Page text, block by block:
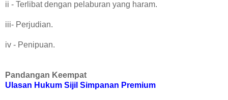
ii - Terlibat dengan pelaburan yang haram.
iii- Perjudian.
iv - Penipuan.
Pandangan Keempat
Ulasan Hukum Sijil Simpanan Premium